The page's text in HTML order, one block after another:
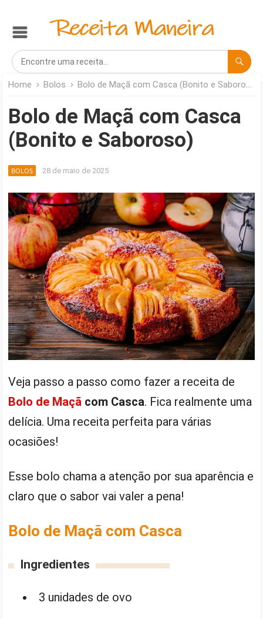
Home Bolos Bolo de Maçã com Casca (Bonito e Saboroso)
Bolo de Maçã com Casca
(Bonito e Saboroso)
BOLOS 28 de maio de 2025
Veja passo a passo como fazer a receita de
Bolo de Maçã com Casca. Fica realmente uma
delícia. Uma receita perfeita para várias
ocasiões!
Esse bolo chama a atenção por sua aparência e
claro que o sabor vai valer a pena!
Bolo de Maçã com Casca
Ingredientes
3 unidades de ovo